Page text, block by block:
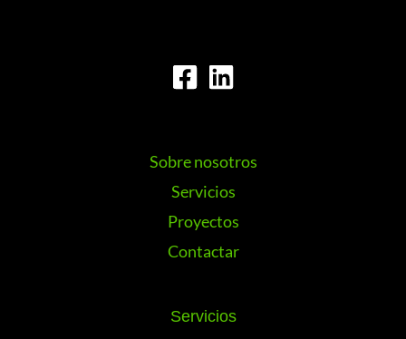
Sobre nosotros
Servicios
Proyectos
Contactar
Servicios